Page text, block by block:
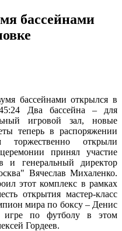
бассейнами
бассейнами открылся в
Два бассейна – для
игровой зал, новые
теперь в распоряжении
открыли
принял участие
и генеральный директор
Вячеслав Михаленко.
этот комплекс в рамках
открытия мастер-класс
мира по боксу – Денис
игре по футболу в этом
Гордеев.